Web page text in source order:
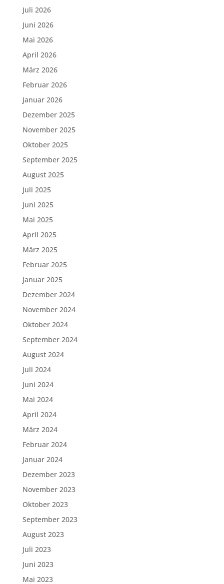
Juli 2026
Juni 2026
Mai 2026
April 2026
März 2026
Februar 2026
Januar 2026
Dezember 2025
November 2025
Oktober 2025
September 2025
August 2025
Juli 2025
Juni 2025
Mai 2025
April 2025
März 2025
Februar 2025
Januar 2025
Dezember 2024
November 2024
Oktober 2024
September 2024
August 2024
Juli 2024
Juni 2024
Mai 2024
April 2024
März 2024
Februar 2024
Januar 2024
Dezember 2023
November 2023
Oktober 2023
September 2023
August 2023
Juli 2023
Juni 2023
Mai 2023